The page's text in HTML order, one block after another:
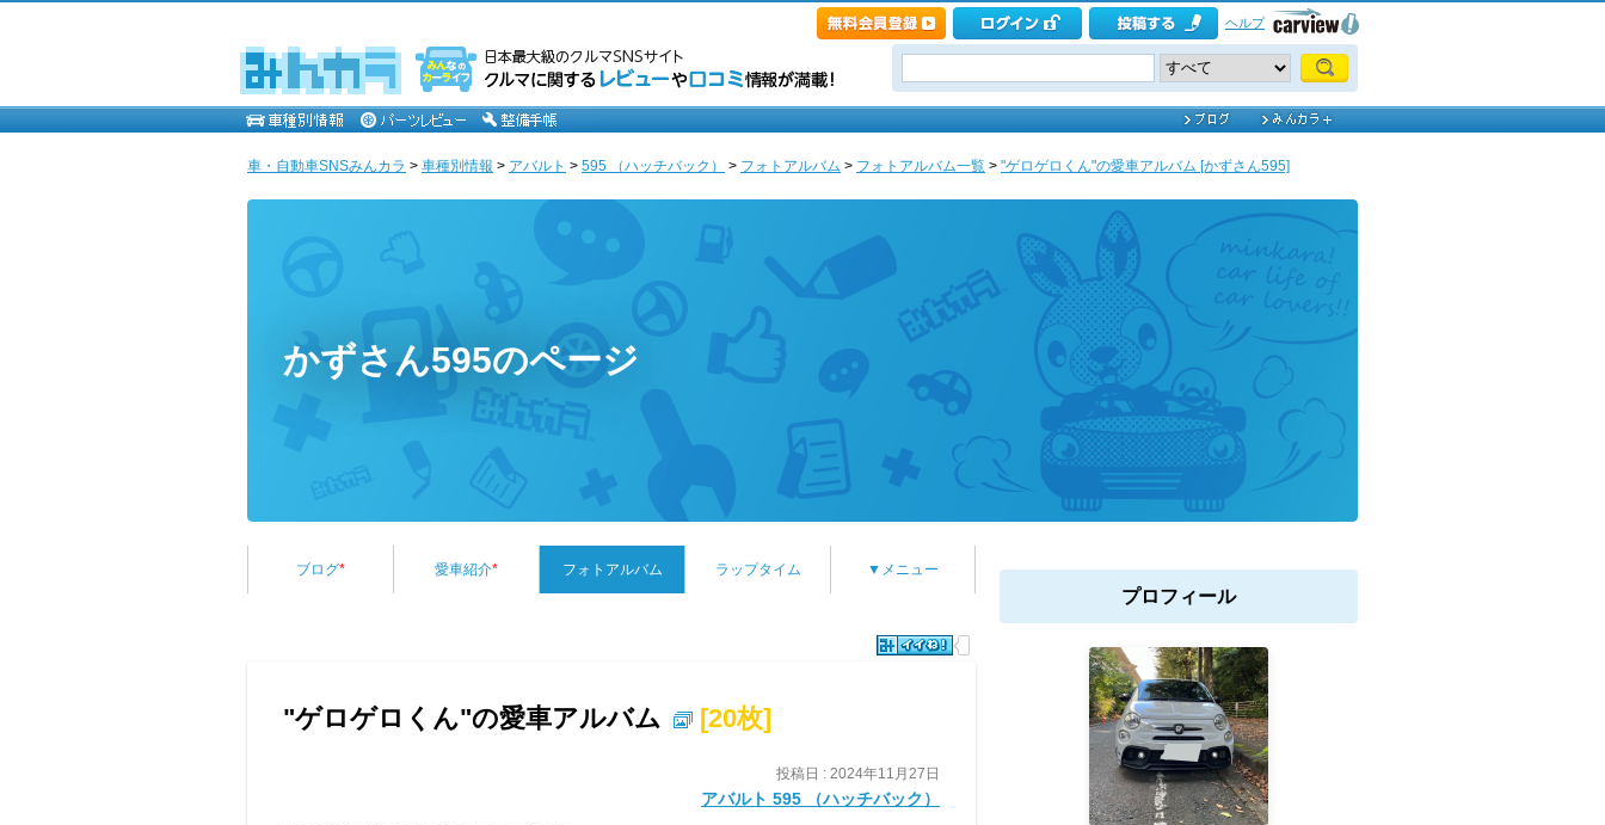
ヘルプ
車・自動車SNSみんカラ > 車種別情報 > アバルト > 595 （ハッチバック） > フォトアルバム > フォトアルバム一覧 > "ゲロゲロくん"の愛車アルバム [かずさん595]
かずさん595のページ
ブログ* 愛車紹介* フォトアルバム ラップタイム ▼メニュー
"ゲロゲロくん"の愛車アルバム [20枚]
投稿日 : 2024年11月27日
アバルト 595 （ハッチバック）
プロフィール